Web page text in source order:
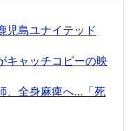
児島ユナイテッド
キャッチコピーの映
、全身麻痺へ…「死